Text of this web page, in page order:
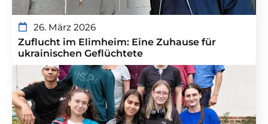
26. März 2026
Zuflucht im Elimheim: Eine Zuhause für
ukrainischen Geflüchtete